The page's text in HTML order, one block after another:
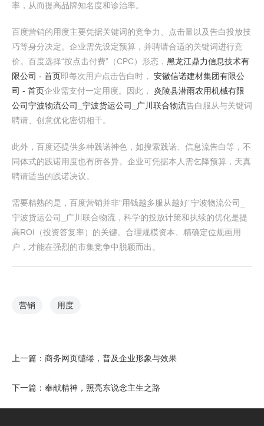
率，从而提高品牌知名度和诊治率。
百度营销的用度主要凭据关键词的竞争力、点击量以及告白投放技
巧等身分决定。企业需先设定预算，并聘请合适的关键词进行竞
价。百度选择“按点击付费”（CPC）形态， 黑龙江鼎力信息技术有
限公司 - 首页即每次用户点击告白时， 安徽信诺建材集团有限公
司 - 首页企业需支付一定用度。因此， 炎陵县潜雨农用机械有限
公司宁波物流公司_宁波货运公司_广川联合物流告白服从与关键词
聘请、创意优化密切相干。
此外，百度还提供多种践诺神色，如搜索践诺、信息流告白等，不
同体式的践诺用度也有所各异。企业可凭据本人需乞降预算，天真
聘请适当的践诺决议。
需要精熟的是，百度营销并非“用钱越多服从越好”宁波物流公司_
宁波货运公司_广川联合物流，科学的投放计策和执续的优化是提
高ROI（投资答复率）的关键。合理规模资本、精确定位规画用
户，才能在强烈的市集竞争中脱颖而出。
营销 用度
上一篇： 商务网页缱绻，普及企业形象与效果
下一篇： 奉献精神，照亮东说念主生之路